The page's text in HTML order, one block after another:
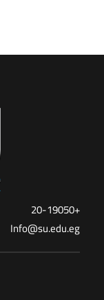
+20-19050
Info@su.edu.eg